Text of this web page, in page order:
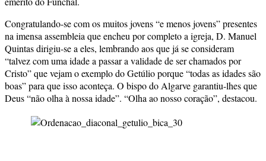
Congratulando-se com os muitos jovens “e menos jovens” presentes
na imensa assembleia que encheu por completo a igreja, D. Manuel
Quintas dirigiu-se a eles, lembrando aos que já se consideram
“talvez com uma idade a passar a validade de ser chamados por
Cristo” que vejam o exemplo do Getúlio porque “todas as idades são
boas” para que isso aconteça. O bispo do Algarve garantiu-lhes que
Deus “não olha à nossa idade”. “Olha ao nosso coração”, destacou.